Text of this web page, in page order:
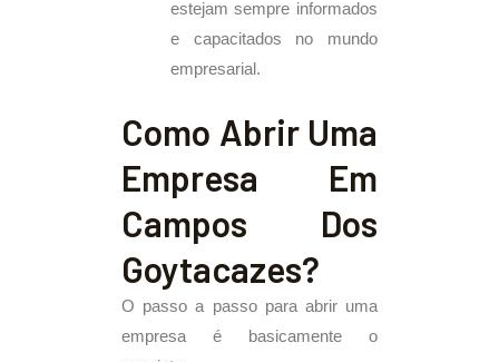
estejam sempre informados
e capacitados no mundo
empresarial.
Como Abrir Uma
Empresa Em
Campos Dos
Goytacazes?
O passo a passo para abrir uma
empresa é basicamente o